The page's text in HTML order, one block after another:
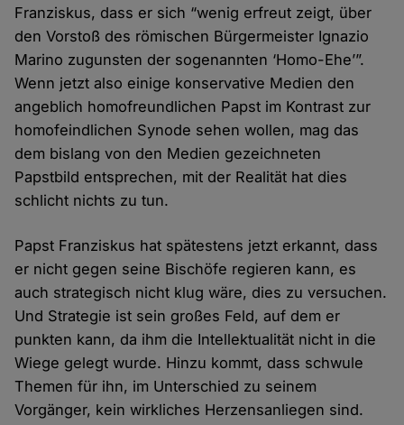
Franziskus, dass er sich “wenig erfreut zeigt, über
den Vorstoß des römischen Bürgermeister Ignazio
Marino zugunsten der sogenannten ‘Homo-Ehe’”.
Wenn jetzt also einige konservative Medien den
angeblich homofreundlichen Papst im Kontrast zur
homofeindlichen Synode sehen wollen, mag das
dem bislang von den Medien gezeichneten
Papstbild entsprechen, mit der Realität hat dies
schlicht nichts zu tun.
Papst Franziskus hat spätestens jetzt erkannt, dass
er nicht gegen seine Bischöfe regieren kann, es
auch strategisch nicht klug wäre, dies zu versuchen.
Und Strategie ist sein großes Feld, auf dem er
punkten kann, da ihm die Intellektualität nicht in die
Wiege gelegt wurde. Hinzu kommt, dass schwule
Themen für ihn, im Unterschied zu seinem
Vorgänger, kein wirkliches Herzensanliegen sind.